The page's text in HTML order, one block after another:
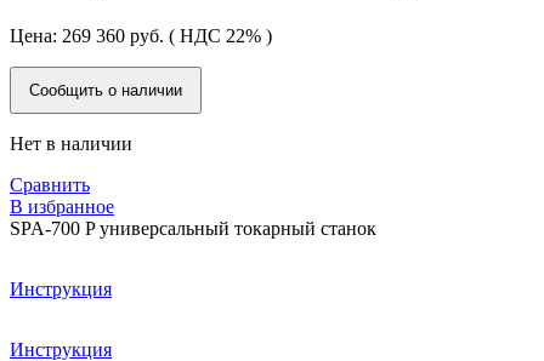
Цена: 269 360 руб. ( НДС 22% )
Сообщить о наличии
Нет в наличии
Сравнить
В избранное
SPA-700 P универсальный токарный станок
Инструкция
Инструкция